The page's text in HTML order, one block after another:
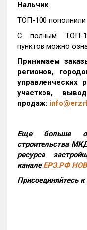
Нальчик.
ТОП-100 пополнили
С полным ТОП-
пунктов можно
Принимаем
регионов,
управленческих
участков,
продаж:
Еще больше
строительства
ресурса
канале ЕРЗ.РФ
Присоединяйтесь к